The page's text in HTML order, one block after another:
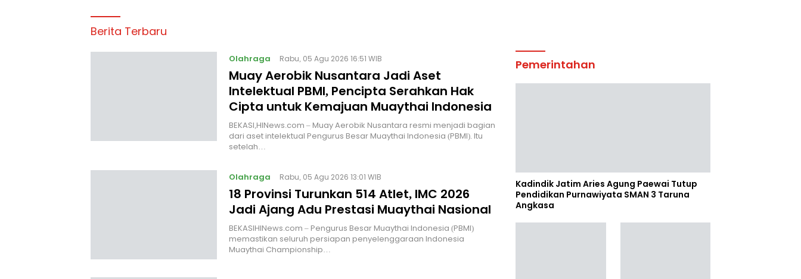
Berita Terbaru
Olahraga Rabu, 05 Agu 2026 16:51 WIB
Muay Aerobik Nusantara Jadi Aset
Intelektual PBMI, Pencipta Serahkan Hak
Cipta untuk Kemajuan Muaythai Indonesia
BEKASI,HINews.com – Muay Aerobik Nusantara resmi menjadi bagian
dari aset intelektual Pengurus Besar Muaythai Indonesia (PBMI). Itu
setelah…
Olahraga Rabu, 05 Agu 2026 13:01 WIB
18 Provinsi Turunkan 514 Atlet, IMC 2026
Jadi Ajang Adu Prestasi Muaythai Nasional
‎BEKASIHINews.com – Pengurus Besar Muaythai Indonesia (PBMI)
memastikan seluruh persiapan penyelenggaraan Indonesia
Muaythai Championship…
Pemerintahan
Kadindik Jatim Aries Agung Paewai Tutup
Pendidikan Purnawiyata SMAN 3 Taruna
Angkasa